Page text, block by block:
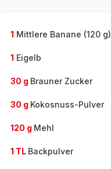
1 Mittlere Banane (120 g)
1 Eigelb
30 g Brauner Zucker
30 g Kokosnuss-Pulver
120 g Mehl
1 TL Backpulver